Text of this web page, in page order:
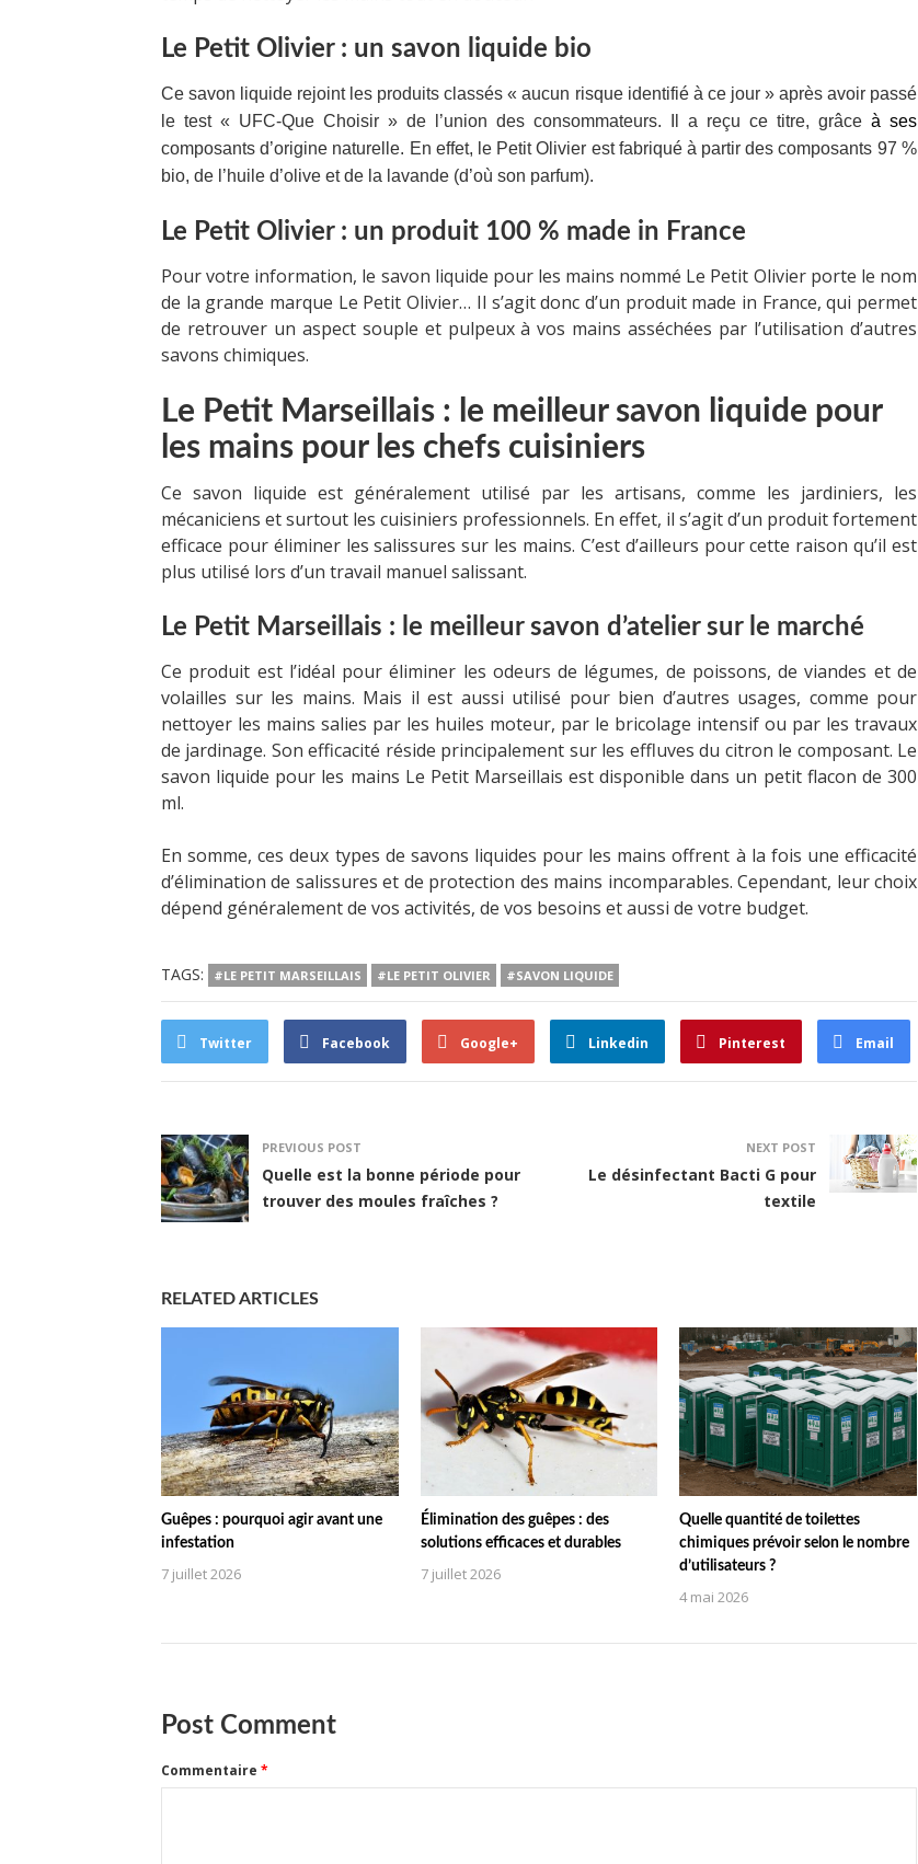
Le Petit Olivier : un savon liquide bio
Ce savon liquide rejoint les produits classés « aucun risque identifié à ce jour » après avoir passé
le test « UFC-Que Choisir » de l’union des consommateurs. Il a reçu ce titre, grâce à ses
composants d’origine naturelle. En effet, le Petit Olivier est fabriqué à partir des composants 97 %
bio, de l’huile d’olive et de la lavande (d’où son parfum).
Le Petit Olivier : un produit 100 % made in France
Pour votre information, le savon liquide pour les mains nommé Le Petit Olivier porte le nom
de la grande marque Le Petit Olivier… Il s’agit donc d’un produit made in France, qui permet
de retrouver un aspect souple et pulpeux à vos mains asséchées par l’utilisation d’autres
savons chimiques.
Le Petit Marseillais : le meilleur savon liquide pour
les mains pour les chefs cuisiniers
Ce savon liquide est généralement utilisé par les artisans, comme les jardiniers, les
mécaniciens et surtout les cuisiniers professionnels. En effet, il s’agit d’un produit fortement
efficace pour éliminer les salissures sur les mains. C’est d’ailleurs pour cette raison qu’il est
plus utilisé lors d’un travail manuel salissant.
Le Petit Marseillais : le meilleur savon d’atelier sur le marché
Ce produit est l’idéal pour éliminer les odeurs de légumes, de poissons, de viandes et de
volailles sur les mains. Mais il est aussi utilisé pour bien d’autres usages, comme pour
nettoyer les mains salies par les huiles moteur, par le bricolage intensif ou par les travaux
de jardinage. Son efficacité réside principalement sur les effluves du citron le composant. Le
savon liquide pour les mains Le Petit Marseillais est disponible dans un petit flacon de 300
ml.
En somme, ces deux types de savons liquides pour les mains offrent à la fois une efficacité
d’élimination de salissures et de protection des mains incomparables. Cependant, leur choix
dépend généralement de vos activités, de vos besoins et aussi de votre budget.
TAGS: #LE PETIT MARSEILLAIS #LE PETIT OLIVIER #SAVON LIQUIDE
Twitter Facebook Google+ Linkedin Pinterest Email
PREVIOUS POST
Quelle est la bonne période pour
trouver des moules fraîches ?
NEXT POST
Le désinfectant Bacti G pour
textile
RELATED ARTICLES
Guêpes : pourquoi agir avant une
infestation
7 juillet 2026
Élimination des guêpes : des
solutions efficaces et durables
7 juillet 2026
Quelle quantité de toilettes
chimiques prévoir selon le nombre
d’utilisateurs ?
4 mai 2026
Post Comment
Commentaire *